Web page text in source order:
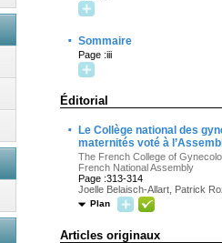
· Sommaire
Page :iii
Éditorial
·
Le Collège national des
maternités voté à
The French College of
French National Assembly
Page :313-314
Joelle Belaisch-Allart, Patrick
Plan
Articles originaux